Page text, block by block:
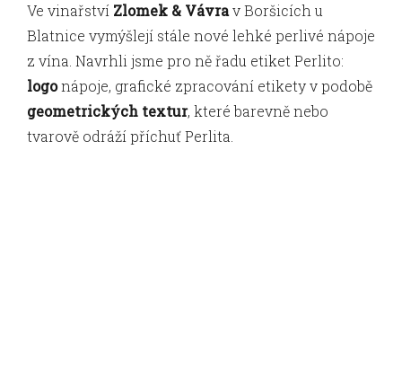
Ve vinařství Zlomek & Vávrav Boršicích u
Blatnice vymýšlejí stále nové lehké perlivé nápoje
z vína. Navrhli jsme pro ně řadu etiket Perlito:
logonápoje, grafické zpracování etikety v podobě
geometrických textur, které barevně nebo
tvarově odráží příchuť Perlita.